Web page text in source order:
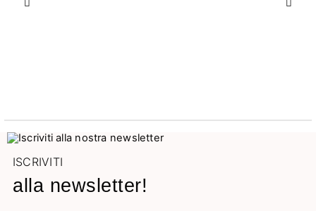
Precedente
ISCRIVITI
alla newsletter!